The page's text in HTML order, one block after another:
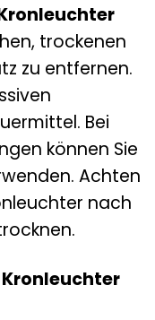
trockenen
zu entfernen.
Bei
können Sie
Achten
nach